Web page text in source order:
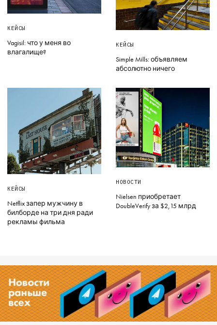
КЕЙСЫ
Vagisil: что у меня во
влагалище?
КЕЙСЫ
Simple Mills: объявляем
абсолютно ничего
КЕЙСЫ
Netflix запер мужчину в
билборде на три дня ради
рекламы фильма
НОВОСТИ
Nielsen приобретает
DoubleVerify за $2,15 млрд